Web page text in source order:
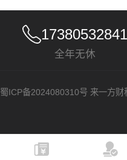
17380532841
全年无休
蜀ICP备2024080310号 来一方财